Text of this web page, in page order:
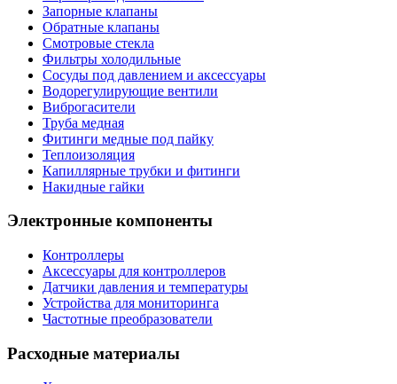
Запорные клапаны
Обратные клапаны
Смотровые стекла
Фильтры холодильные
Сосуды под давлением и аксессуары
Водорегулирующие вентили
Виброгасители
Труба медная
Фитинги медные под пайку
Теплоизоляция
Капиллярные трубки и фитинги
Накидные гайки
Электронные компоненты
Контроллеры
Аксессуары для контроллеров
Датчики давления и температуры
Устройства для мониторинга
Частотные преобразователи
Расходные материалы